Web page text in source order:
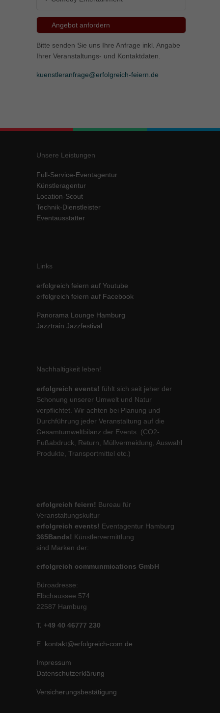
Angebot anfordern
Bitte senden Sie uns Ihre Anfrage inkl. Angabe
Ihrer Veranstaltungs- und Kontaktdaten.
kuenstleranfrage@erfolgreich-feiern.de
Unsere Leistungen
Full-Service-Eventagentur
Künstleragentur
Location-Scout
Technik-Dienstleister
Eventausstatter
Links
erfolgreich feiern auf Youtube
erfolgreich feiern auf Facebook
Panorama Lounge Hamburg
Jazztrain Jazzfestival
Nachhaltigkeit leben!
erfolgreich events! fühlt sich seit jeher der
Schonung unserer Umwelt und Natur
verpflichtet. Wir achten bei Planung und
Durchführung jeder Veranstaltung auf die
Gesamtumweltbilanz der Events. (CO2-
Fußabdruck, Return, Müllvermeidung, Auswahl
Produkte, Transportmittel etc.)
erfolgreich feiern! Bureau für
Veranstaltungskultur
erfolgreich events! Eventagentur Hamburg
365Bands! Künstlervermittlung
sind Marken der:
erfolgreich communmications GmbH
Büroadresse:
Elbchaussee 574
22587 Hamburg
T. +49 40 46777 230
E. kontakt@erfolgreich-com.de
Impressum
Datenschutzerklärung
Versicherungsbestätigung